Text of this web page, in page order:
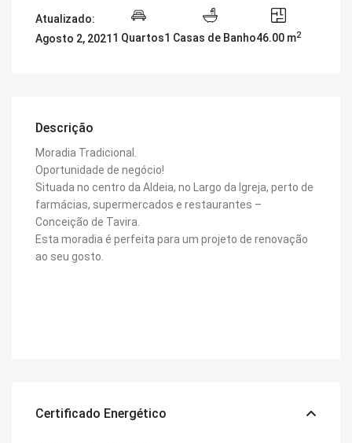
Atualizado:
Agosto 2, 2021 1 Quartos1 Casas de Banho46.00 m2
Descrição
Moradia Tradicional.
Oportunidade de negócio!
Situada no centro da Aldeia, no Largo da Igreja, perto de
farmácias, supermercados e restaurantes –
Conceição de Tavira.
Esta moradia é perfeita para um projeto de renovação
ao seu gosto.
Certificado Energético